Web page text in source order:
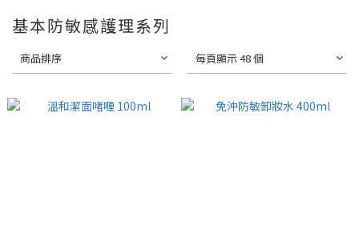
基本防敏感護理系列
商品排序 每頁顯示 48 個